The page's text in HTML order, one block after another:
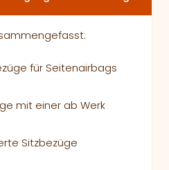
für Seitenairbags
mit einer ab Werk
Sitzbezüge